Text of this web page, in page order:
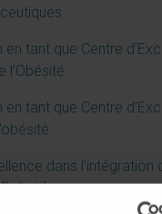
tant que Centre
l’Obésité
tant que Centre
dans l’intégration